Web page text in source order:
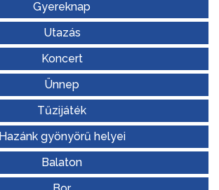
Gyereknap
Utazás
Koncert
Ünnep
Tűzijáték
Hazánk gyönyörű helyei
Balaton